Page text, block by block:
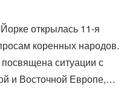
открылась 11-я
коренных народов.
посвящена ситуации с
и Восточной Европе,…